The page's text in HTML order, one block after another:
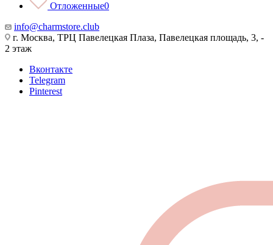
Отложенные0
info@charmstore.club
г. Москва, ТРЦ Павелецкая Плаза, Павелецкая площадь, 3, -
2 этаж
Вконтакте
Telegram
Pinterest